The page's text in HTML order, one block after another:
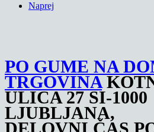
Naprej
PO GUME NA
TRGOVINA
ULICA 27 SI-1000
LJUBLJANA,
DELOVNI ČAS